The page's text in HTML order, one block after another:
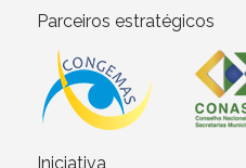
Parceiros estratégicos
Iniciativa